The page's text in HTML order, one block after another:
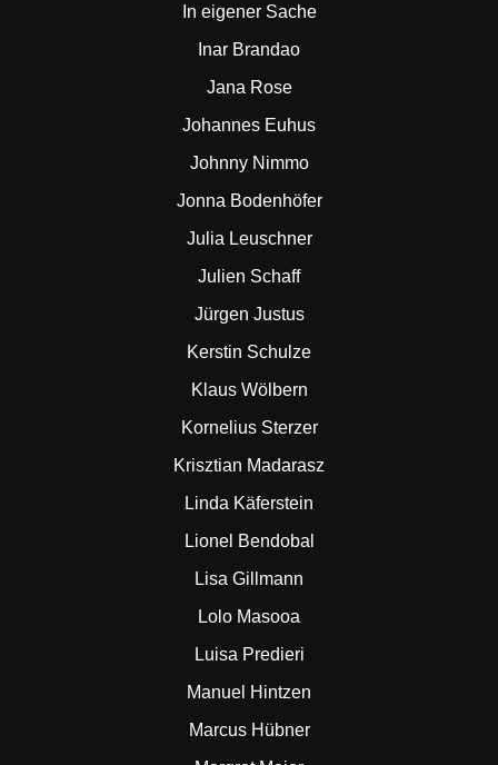
In eigener Sache
Inar Brandao
Jana Rose
Johannes Euhus
Johnny Nimmo
Jonna Bodenhöfer
Julia Leuschner
Julien Schaff
Jürgen Justus
Kerstin Schulze
Klaus Wölbern
Kornelius Sterzer
Krisztian Madarasz
Linda Käferstein
Lionel Bendobal
Lisa Gillmann
Lolo Masooa
Luisa Predieri
Manuel Hintzen
Marcus Hübner